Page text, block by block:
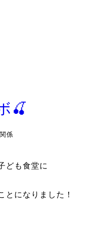
🍒
係
ども食堂に
とになりました！